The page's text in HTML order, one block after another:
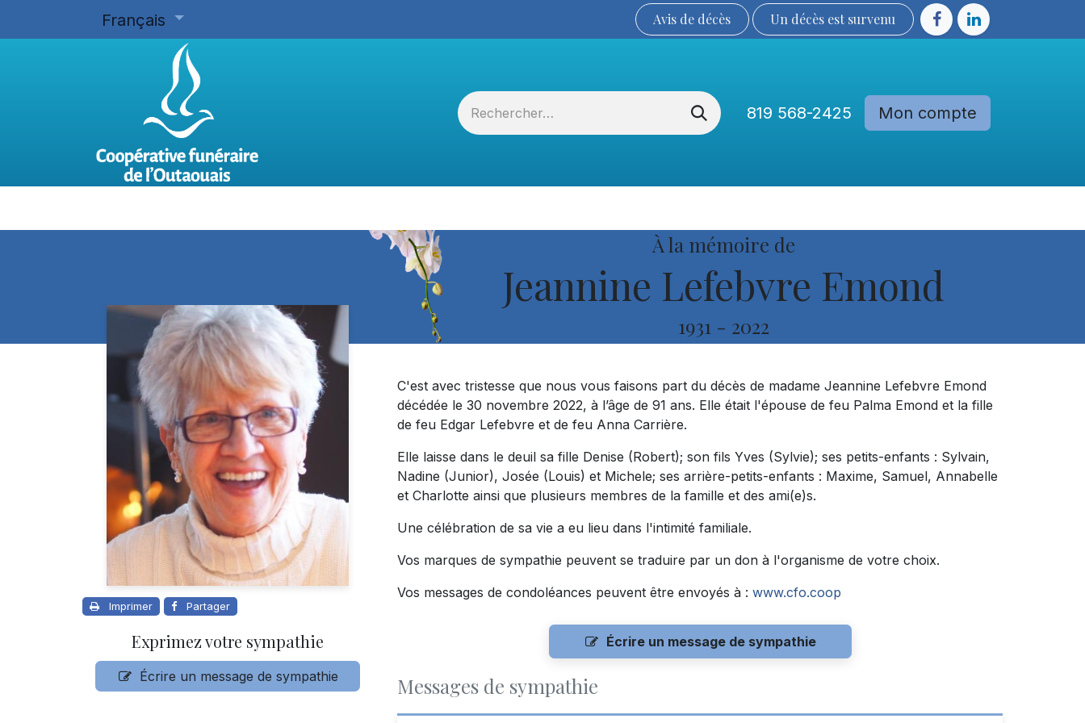
Français Avis de décès Un décès est sur​​​​​​​​ve​nu​​​​​​​​​​
819 568-2425 Mon compte
À la mémoire de
Jeannine Lefebvre Emond
1931 - 2022
Imprimer Partager
Exprimez votre sympathie
Écrire un message de sympathie
C'est avec tristesse que nous vous faisons part du décès de madame Jeannine Lefebvre Emond
décédée le 30 novembre 2022, à l’âge de 91 ans. Elle était l'épouse de feu Palma Emond et la fille
de feu Edgar Lefebvre et de feu Anna Carrière.
Elle laisse dans le deuil sa fille Denise (Robert); son fils Yves (Sylvie); ses petits-enfants : Sylvain,
Nadine (Junior), Josée (Louis) et Michele; ses arrière-petits-enfants : Maxime, Samuel, Annabelle
et Charlotte ainsi que plusieurs membres de la famille et des ami(e)s.
Une célébration de sa vie a eu lieu dans l'intimité familiale.
Vos marques de sympathie peuvent se traduire par un don à l'organisme de votre choix.
Vos messages de condoléances peuvent être envoyés à : www.cfo.coop
Écrire un message de sympathie
Messages de sympathie